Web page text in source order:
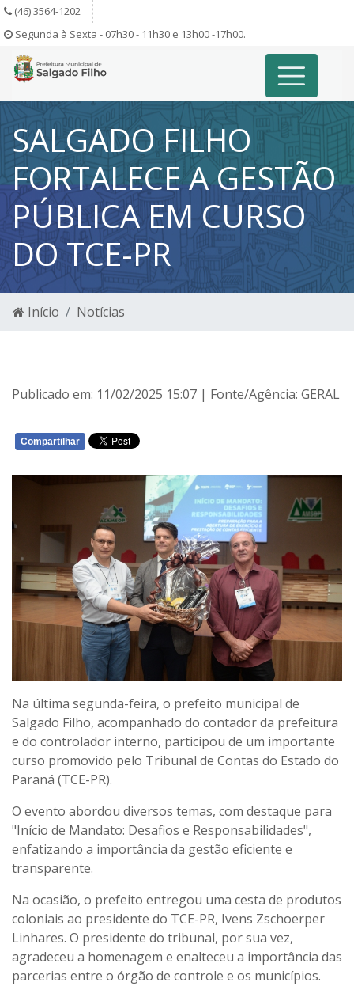
(46) 3564-1202
Segunda à Sexta - 07h30 - 11h30 e 13h00 -17h00.
SALGADO FILHO
FORTALECE A GESTÃO
PÚBLICA EM CURSO
DO TCE-PR
Início Notícias
Publicado em: 11/02/2025 15:07 | Fonte/Agência: GERAL
Compartilhar
Na última segunda-feira, o prefeito municipal de
Salgado Filho, acompanhado do contador da prefeitura
e do controlador interno, participou de um importante
curso promovido pelo Tribunal de Contas do Estado do
Paraná (TCE-PR).
O evento abordou diversos temas, com destaque para
"Início de Mandato: Desafios e Responsabilidades",
enfatizando a importância da gestão eficiente e
transparente.
Na ocasião, o prefeito entregou uma cesta de produtos
coloniais ao presidente do TCE-PR, Ivens Zschoerper
Linhares. O presidente do tribunal, por sua vez,
agradeceu a homenagem e enalteceu a importância das
parcerias entre o órgão de controle e os municípios.